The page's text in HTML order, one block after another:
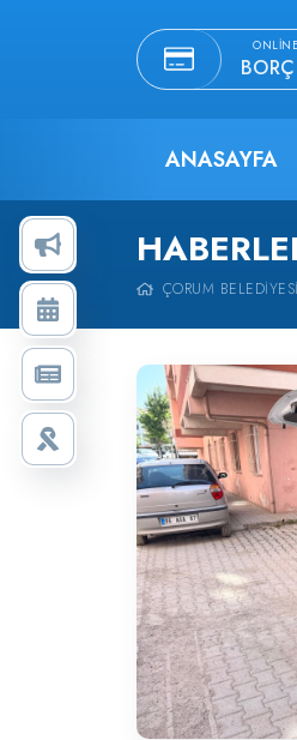
ANASAYFA
ÇORUM BELEDIYESI